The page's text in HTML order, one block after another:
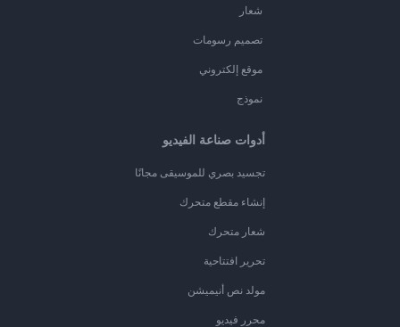
شعار
تصميم رسومات
موقع إلكتروني
نموذج
أدوات صناعة الفيديو
تجسيد بصري للموسيقى مجانًا
إنشاء مقطع متحرك
شعار متحرك
تحرير افتتاحية
مولد نص أنيميشن
محرر فيديو